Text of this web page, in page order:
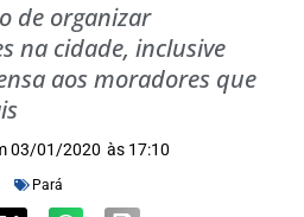
de organizar
na cidade, inclusive
aos moradores que
03/01/2020 às 17:10
Pará